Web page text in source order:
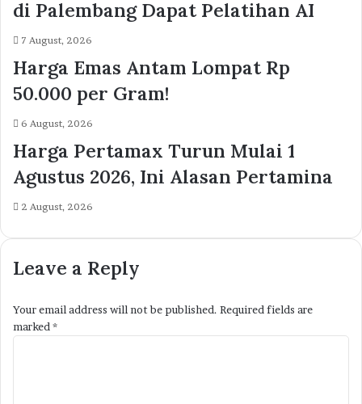
di Palembang Dapat Pelatihan AI
7 August, 2026
Harga Emas Antam Lompat Rp
50.000 per Gram!
6 August, 2026
Harga Pertamax Turun Mulai 1
Agustus 2026, Ini Alasan Pertamina
2 August, 2026
Leave a Reply
Your email address will not be published. Required fields are
marked *